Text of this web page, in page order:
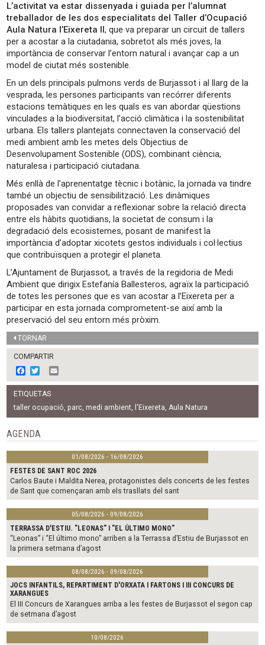
L’activitat va estar dissenyada i guiada per l’alumnat
treballador de les dos especialitats del Taller d’Ocupació
Aula Natura l’Eixereta II, que va preparar un circuit de tallers
per a acostar a la ciutadania, sobretot als més joves, la
importància de conservar l’entorn natural i avançar cap a un
model de ciutat més sostenible.
En un dels principals pulmons verds de Burjassot i al llarg de la
vesprada, les persones participants van recórrer diferents
estacions temàtiques en les quals es van abordar qüestions
vinculades a la biodiversitat, l’acció climàtica i la sostenibilitat
urbana. Els tallers plantejats connectaven la conservació del
medi ambient amb les metes dels Objectius de
Desenvolupament Sostenible (ODS), combinant ciència,
naturalesa i participació ciutadana.
Més enllà de l’aprenentatge tècnic i botànic, la jornada va tindre
també un objectiu de sensibilització. Les dinàmiques
proposades van convidar a reflexionar sobre la relació directa
entre els hàbits quotidians, la societat de consum i la
degradació dels ecosistemes, posant de manifest la
importància d’adoptar xicotets gestos individuals i col·lectius
que contribuïsquen a protegir el planeta.
L’Ajuntament de Burjassot, a través de la regidoria de Medi
Ambient que dirigix Estefanía Ballesteros, agraïx la participació
de totes les persones que es van acostar a l’Eixereta per a
participar en esta jornada comprometent-se així amb la
preservació del seu entorn més pròxim.
TORNAR
COMPARTIR
F
a
c
e
b
o
o
k
w
i
t
t
e
m
l
ETIQUETAS
taller ocupació, parc, medi ambient, l'Eixereta,Aula Natura
AGENDA
01/08/2026 - 16/08/2026
FESTES DE SANT ROC 2026
Carlos Baute i Maldita Nerea, protagonistes dels concerts de les festes
de Sant que començaran amb els trasllats del sant
05/08/2026 - 09/08/2026
TERRASSA D'ESTIU. "LEONAS" I "EL ÚLTIMO MONO"
“Leonas” i “El último mono” arriben a la Terrassa d’Estiu de Burjassot en
la primera setmana d’agost
08/08/2026 - 09/08/2026
JOCS INFANTILS, REPARTIMENT D'ORXATA I FARTONS I III CONCURS DE
XARANGUES
El III Concurs de Xarangues arriba a les festes de Burjassot el segon cap
de setmana d’agost
10/08/2026